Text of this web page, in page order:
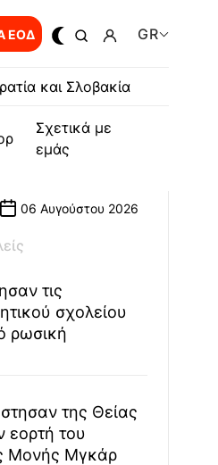
EOΔ GR
και Σλοβακία
Σχετικά με
εμάς
06 Αυγούστου 2026
τις
σχολείου
ρωσική
της Θείας
εορτή του
Μονής Μγκάρ